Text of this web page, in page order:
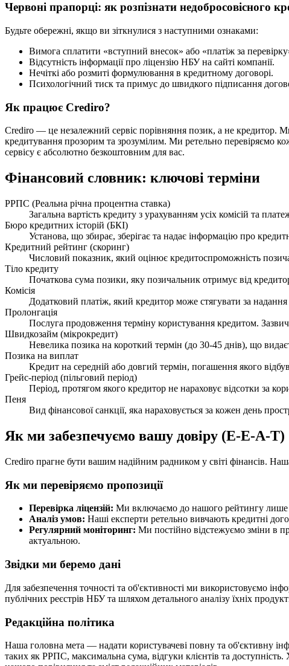
Червоні прапорці: як розпізнати недобросовісного
Будьте обережні, якщо ви зіткнулися з наступними ознаками:
Вимога сплатити «вступний внесок» або «платіж за
Відсутність інформації про ліцензію НБУ на сайті компанії.
Нечіткі або розмиті формулювання в кредитному договорі.
Психологічний тиск та примус до швидкого підписання
Як працює Crediro?
Crediro — це незалежний сервіс порівняння позик, а не
кредитування прозорим та зрозумілим. Ми ретельно перевіряємо
сервісу є абсолютно безкоштовним для вас.
Фінансовий словник: ключові терміни
РРПС (Реальна річна процентна ставка)
Загальна вартість кредиту з урахуванням усіх комісій та
Бюро кредитних історій (БКІ)
Установа, що збирає, зберігає та надає інформацію про
Кредитний рейтинг (скоринг)
Числовий показник, який оцінює кредитоспроможність
Тіло кредиту
Початкова сума позики, яку позичальник отримує від
Комісія
Додатковий платіж, який кредитор може стягувати за
Пролонгація
Послуга продовження терміну користування кредитом.
Швидкозайм (мікрокредит)
Невелика позика на короткий термін (до 30-45 днів), що
Позика на виплат
Кредит на середній або довгий термін, погашення якого
Грейс-період (пільговий період)
Період, протягом якого кредитор не нараховує відсотки за
Пеня
Вид фінансової санкції, яка нараховується за кожен день
Як ми забезпечуємо вашу довіру (E-E-A-T)
Crediro прагне бути вашим надійним радником у світі фінансів.
Як ми перевіряємо пропозиції
Перевірка ліцензій: Ми включаємо до нашого рейтингу лише
Аналіз умов: Наші експерти ретельно вивчають кредитні
Регулярний моніторинг: Ми постійно відстежуємо зміни в
актуальною.
Звідки ми беремо дані
Для забезпечення точності та об'єктивності ми використовуємо
публічних реєстрів НБУ та шляхом детального аналізу їхніх
Редакційна політика
Наша головна мета — надати користувачеві повну та об'єктивну
таких як РРПС, максимальна сума, відгуки клієнтів та